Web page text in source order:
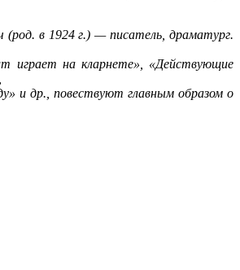
(род. в 1924 г.) — пи­са­тель, дра­ма­тург.
иг­ра­ет на клар­не­те», «Дей­ству­ю­щие
и др., по­вест­ву­ют глав­ным об­ра­зом о